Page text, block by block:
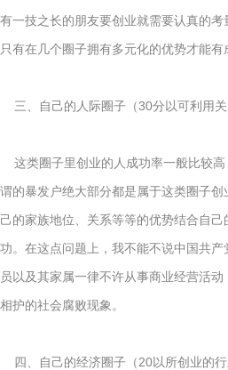
有一技之长的朋友要创业就需要认真的考
只有在几个圈子拥有多元化的优势才能有
三、自己的人际圈子（30分以可利用关
这类圈子里创业的人成功率一般比较
谓的暴发户绝大部分都是属于这类圈子
己的家族地位、关系等等的优势结合自
功。在这点问题上，我不能不说中国共
员以及其家属一律不许从事商业经营活
相护的社会腐败现象。
四、自己的经济圈子（20以所创业的